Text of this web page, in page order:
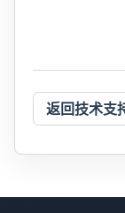
返回技术支